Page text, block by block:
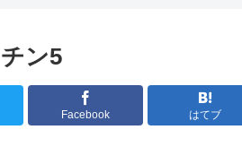
ン5
Facebook はてブ